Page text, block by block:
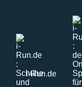
i-Run.de